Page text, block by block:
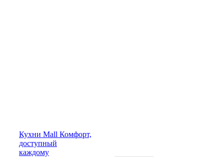
Кухни Mall Комфорт,
доступный
каждому